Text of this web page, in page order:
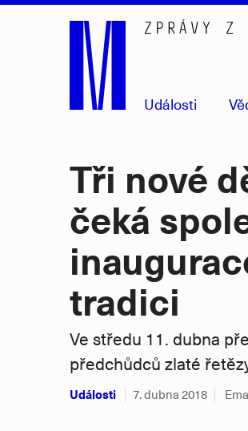
Události
Tři nové
čeká
tradici
Ve středu 11. dubna
předchůdců zlaté
Události 7. dubna 2018